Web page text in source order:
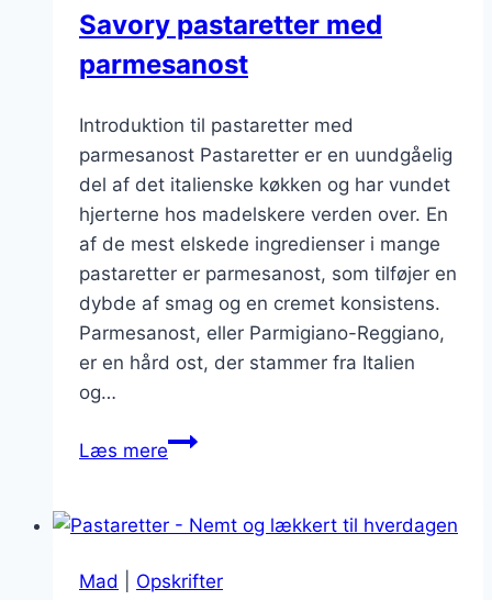
Savory pastaretter med
parmesanost
Introduktion til pastaretter med
parmesanost Pastaretter er en uundgåelig
del af det italienske køkken og har vundet
hjerterne hos madelskere verden over. En
af de mest elskede ingredienser i mange
pastaretter er parmesanost, som tilføjer en
dybde af smag og en cremet konsistens.
Parmesanost, eller Parmigiano-Reggiano,
er en hård ost, der stammer fra Italien
og…
Læs mereSavory
parmesanost
Mad Opskrifter